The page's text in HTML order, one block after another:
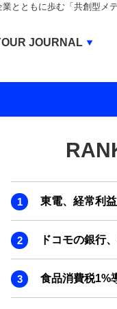
とともに歩む「共創型メ
東電、経常利
ドコモの銀行
食品消費税1%
JOURNAL
JOURNAL
JOURNAL
JOURNAL
ENDING
JOURNAL
ESTATE